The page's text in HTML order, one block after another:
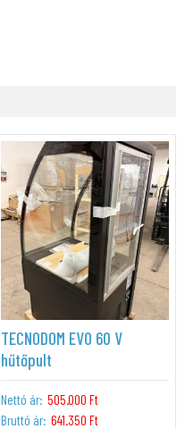
TECNODOM EVO 60 V
hűtőpult
Nettó ár: 505.000 Ft
Bruttó ár: 641.350 Ft